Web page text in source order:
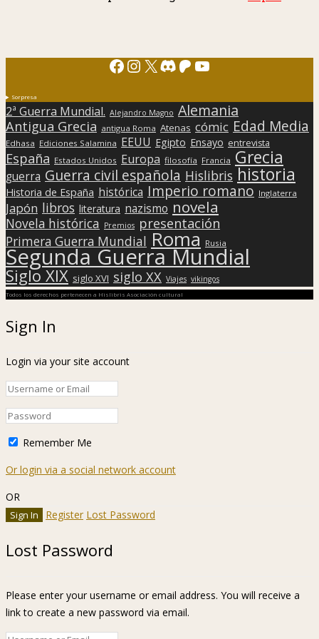
Facebook
Instagram
X Discord
Patreon
YouTube
Sorpresa
2ª Guerra Mundial. Alejandro Magno Alemania
Antigua Grecia antigua Roma Atenas cómic Edad Media
Edhasa Ediciones Salamina EEUU Egipto Ensayo entrevista
España Estados Unidos Europa filosofía Francia Grecia
guerra Guerra civil española Hislibris historia
Historia de España histórica Imperio romano Inglaterra
Japón libros literatura nazismo novela
Novela histórica Premios presentación
Primera Guerra Mundial Roma Rusia
Segunda Guerra Mundial
Siglo XIX siglo XVI siglo XX Viajes vikingos
Todos los derechos pertenecen a Hislibris Asociación cultural
Sign In
Login via your site account
Remember Me
Or login via a social network account
OR
Register Lost Password
Lost Password
Please enter your username or email address. You will receive a
link to create a new password via email.